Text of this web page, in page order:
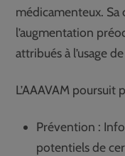
médicamenteux.
l’augmentation
attribués à l’usage
L’AAAVAM poursuit
Prévention :
potentiels de